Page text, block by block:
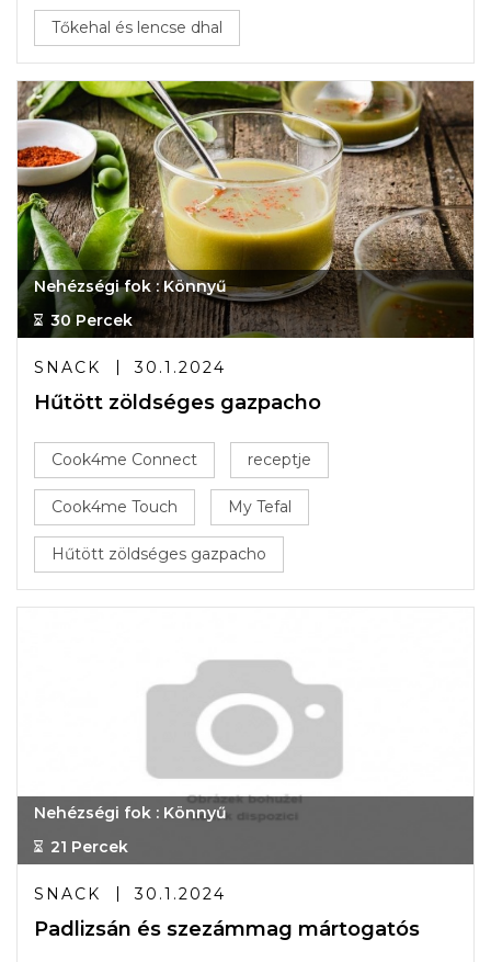
Tőkehal és lencse dhal
Nehézségi fok : Könnyű
30 Percek
SNACK 30.1.2024
Hűtött zöldséges gazpacho
Cook4me Connect receptje
Cook4me Touch My Tefal
Hűtött zöldséges gazpacho
Nehézségi fok : Könnyű
21 Percek
SNACK 30.1.2024
Padlizsán és szezámmag mártogatós